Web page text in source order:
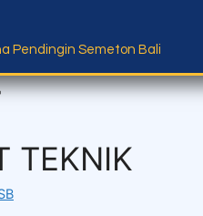
Pendingin Semeton Bali
TEKNIK